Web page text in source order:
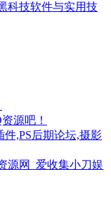
科技软件与实用技
源吧！
件,PS后期论坛,摄影
源网_爱收集小刀娱